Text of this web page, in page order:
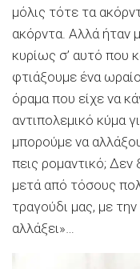
μόλις τότε τα
ακόρντα. Αλλά ήταν
κυρίως σ’ αυτό που
φτιάξουμε ένα
όραμα που είχε να
αντιπολεμικό κύμα
μπορούμε να
πεις ρομαντικό;
μετά από τόσους
τραγούδι μας, με
αλλάξει»…